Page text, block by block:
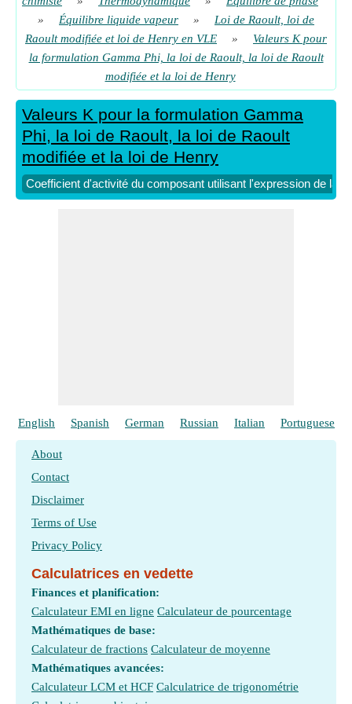
Pression saturée du composant à l'aide de l'expression de la
Pression totale à l'aide de la formulation Gamma-Phi de VLE
Pression utilisant l'expression de la valeur K pour la
formulation Gamma-Phi
​ Aller
Pression utilisant l'expression de la valeur K pour la loi de
Raoult
Valeur K du composant à l'aide de la formulation Gamma-Phi
»
Équilibre liquide vapeur »
Loi de Raoult, loi de
Raoult modifiée et loi de Henry en VLE
»
Valeurs K pour
la formulation Gamma Phi, la loi de Raoult, la loi de Raoult
modifiée et la loi de Henry
Valeurs K pour la formulation Gamma
Phi, la loi de Raoult, la loi de Raoult
modifiée et la loi de Henry
Coefficient d'activité du composant utilisant l'expression de la
English Spanish German Russian Italian Portuguese
About
Contact
Disclaimer
Terms of Use
Privacy Policy
Calculatrices en vedette
Finances et planification:
Calculateur EMI en ligne Calculateur de pourcentage
Mathématiques de base:
Calculateur de fractions Calculateur de moyenne
Mathématiques avancées:
Calculateur LCM et HCF Calculatrice de trigonométrie